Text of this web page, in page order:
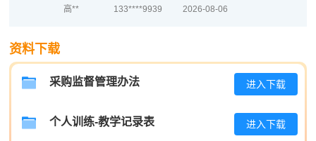
王** 133****1149
张** 137****4108
资料下载
采购监督管理办法 进入下载
个人训练-教学记录表 进入下载